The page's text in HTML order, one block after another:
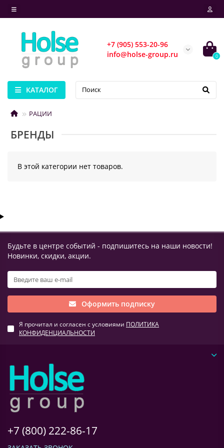
+7 (905) 553-20-96
info@holse-group.ru
0
КАТАЛОГ
РАЦИИ
БРЕНДЫ
В этой категории нет товаров.
Будьте в центре событий - подпишитесь на наши новости!
Новинки, скидки, акции.
Оформить подписку
Я прочитал и согласен с условиями ПОЛИТИКА
КОНФИДЕНЦИАЛЬНОСТИ
+7 (800) 222-86-17